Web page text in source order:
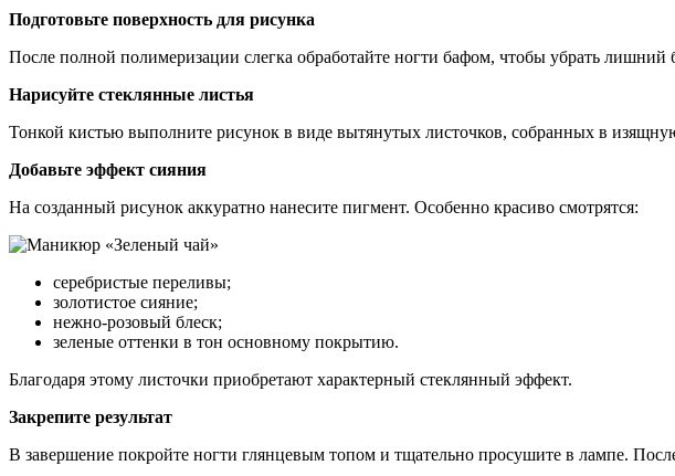
Подготовьте поверхность для рисунка
После полной полимеризации слегка обработайте ногти бафом, чтобы убрать лишний
Нарисуйте стеклянные листья
Тонкой кистью выполните рисунок в виде вытянутых листочков, собранных в
Добавьте эффект сияния
На созданный рисунок аккуратно нанесите пигмент. Особенно красиво смотрятся:
серебристые переливы;
золотистое сияние;
нежно-розовый блеск;
зеленые оттенки в тон основному покрытию.
Благодаря этому листочки приобретают характерный стеклянный эффект.
Закрепите результат
В завершение покройте ногти глянцевым топом и тщательно просушите в лампе.